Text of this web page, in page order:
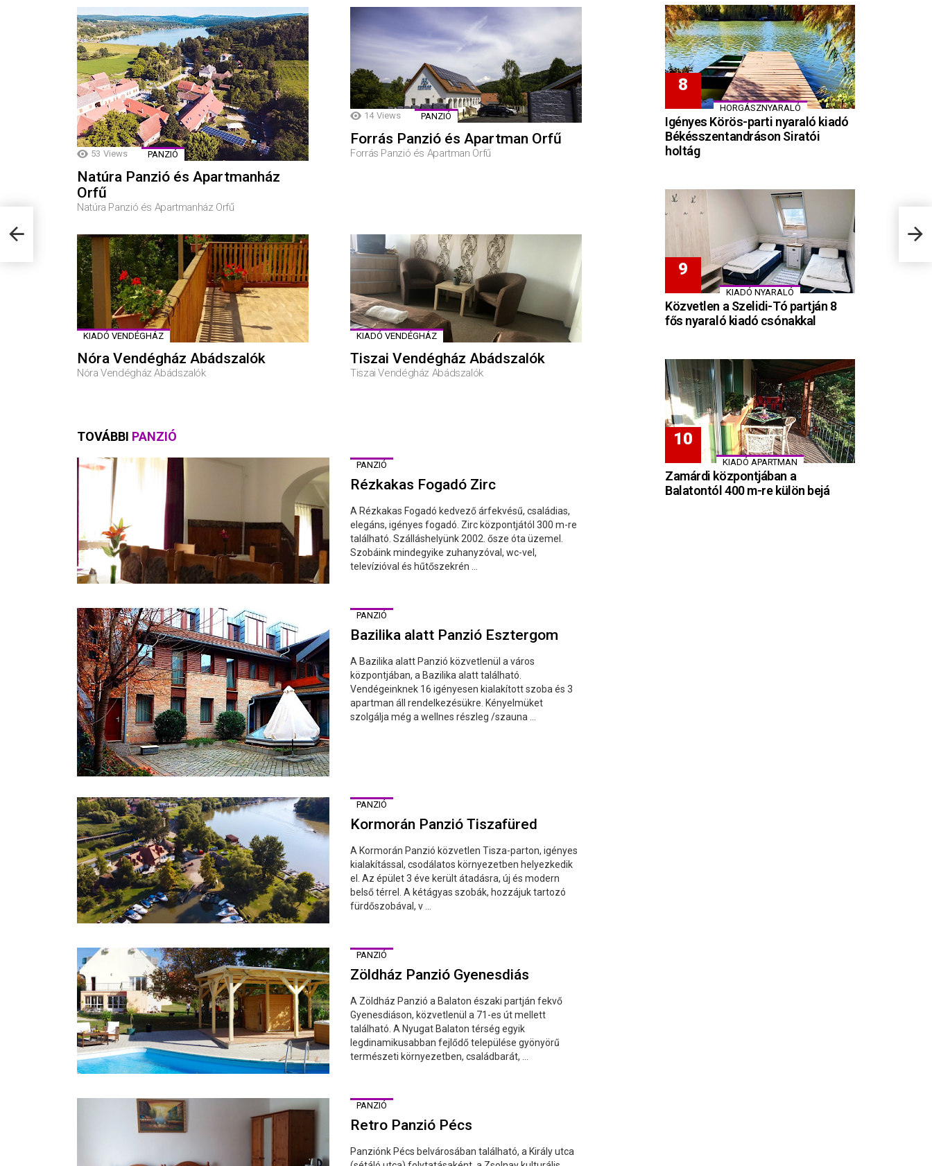
53 Views PANZIÓ
Natúra Panzió és Apartmanház
Orfű
Natúra Panzió és Apartmanház Orfű
14 Views PANZIÓ
Forrás Panzió és Apartman Orfű
Forrás Panzió és Apartman Orfű
KIADÓ VENDÉGHÁZ
Nóra Vendégház Abádszalók
Nóra Vendégház Abádszalók
KIADÓ VENDÉGHÁZ
Tiszai Vendégház Abádszalók
Tiszai Vendégház Abádszalók
TOVÁBBI PANZIÓ
PANZIÓ
Rézkakas Fogadó Zirc
A Rézkakas Fogadó kedvező árfekvésű, családias,
elegáns, igényes fogadó. Zirc központjától 300 m-re
található. Szálláshelyünk 2002. ősze óta üzemel.
Szobáink mindegyike zuhanyzóval, wc-vel,
televízióval és hűtőszekrén ...
PANZIÓ
Bazilika alatt Panzió Esztergom
A Bazilika alatt Panzió közvetlenül a város
központjában, a Bazilika alatt található.
Vendégeinknek 16 igényesen kialakított szoba és 3
apartman áll rendelkezésükre. Kényelmüket
szolgálja még a wellnes részleg /szauna ...
PANZIÓ
Kormorán Panzió Tiszafüred
A Kormorán Panzió közvetlen Tisza-parton, igényes
kialakítással, csodálatos környezetben helyezkedik
el. Az épület 3 éve került átadásra, új és modern
belső térrel. A kétágyas szobák, hozzájuk tartozó
fürdőszobával, v ...
PANZIÓ
Zöldház Panzió Gyenesdiás
A Zöldház Panzió a Balaton északi partján fekvő
Gyenesdiáson, közvetlenül a 71-es út mellett
található. A Nyugat Balaton térség egyik
legdinamikusabban fejlődő települése gyönyörű
természeti környezetben, családbarát, ...
PANZIÓ
Retro Panzió Pécs
Panziónk Pécs belvárosában található, a Király utca
HORGÁSZNYARALÓ
Igényes Körös-parti nyaraló kiadó
Békésszentandráson Siratói
holtág
KIADÓ NYARALÓ
Közvetlen a Szelidi-Tó partján 8
fős nyaraló kiadó csónakkal
KIADÓ APARTMAN
Zamárdi központjában a
Balatontól 400 m-re külön bejá